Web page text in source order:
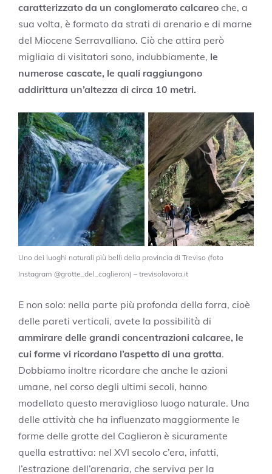
caratterizzato da un conglomerato calcareo che, a
sua volta, è formato da strati di arenario e di marne
del Miocene Serravalliano. Ciò che attira però
migliaia di visitatori sono, indubbiamente, le
numerose cascate, le quali raggiungono
addirittura un’altezza di circa 10 metri.
Uno dei luoghi naturali più belli della provincia di Treviso (foto
Instagram @grotte_del_caglieron) – trevisolavora.it
E non solo: nella parte più profonda della forra, cioè
delle pareti verticali, avete la possibilità di
ammirare delle grandi concentrazioni calcaree, le
cui forme vi ricordano l’aspetto di una grotta.
Dobbiamo inoltre ricordare che anche le azioni
umane, nel corso degli ultimi secoli, hanno
modellato questo meraviglioso luogo naturale. Una
delle attività che ha influenzato maggiormente le
forme delle grotte del Caglieron è sicuramente
quella estrattiva: nel XVI secolo c’era, infatti,
l’estrazione dell’arenaria, che serviva per la